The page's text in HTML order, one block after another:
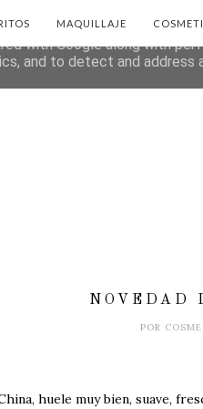
MAQUILLAJE
NOVEDAD
POR
huele muy bien, suave,
uses cookies from Google
with Google along with
and to detect and address